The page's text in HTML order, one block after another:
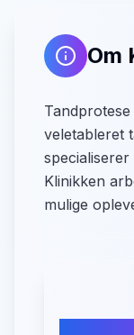
Om
veletableret
specialiserer
Klinikken
mulige